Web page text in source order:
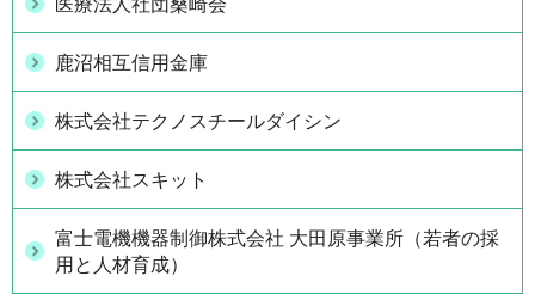
医療法人社団桑崎会
鹿沼相互信用金庫
株式会社テクノスチールダイシン
株式会社スキット
富士電機機器制御株式会社 大田原事業所（若者の採
用と人材育成）